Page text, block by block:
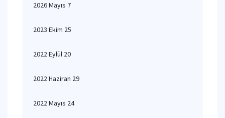
2026 Mayıs 7
2023 Ekim 25
2022 Eylül 20
2022 Haziran 29
2022 Mayıs 24